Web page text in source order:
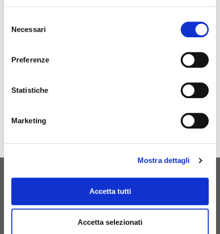
delNecessari
Preferenze
Statistiche
Marketing
Mostra dettagli
Accetta tutti
Accetta selezionati
CONTATTACI